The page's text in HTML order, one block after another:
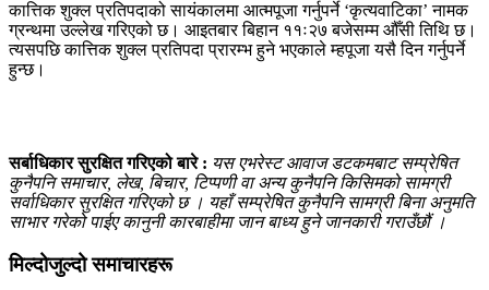
कात्तिक शुक्ल प्रतिपदाको सायंकालमा आत्मपूजा गर्नुपर्ने ‘कृत्यवाटिका’ नामक
ग्रन्थमा उल्लेख गरिएको छ। आइतबार बिहान ११ः२७ बजेसम्म औँसी तिथि छ।
त्यसपछि कात्तिक शुक्ल प्रतिपदा प्रारम्भ हुने भएकाले म्हपूजा यसै दिन गर्नुपर्ने
हुन्छ।
सर्बाधिकार सुरक्षित गरिएको बारे : यस एभरेस्ट आवाज डटकमबाट सम्प्रेषित
कुनैपनि समाचार, लेख, बिचार, टिप्पणी वा अन्य कुनैपनि किसिमको सामग्री
सर्वाधिकार सुरक्षित गरिएको छ । यहाँ सम्प्रेषित कुनैपनि सामग्री बिना अनुमति
साभार गरेको पाईए कानुनी कारबाहीमा जान बाध्य हुने जानकारी गराउँछौं ।
मिल्दोजुल्दो समाचारहरू